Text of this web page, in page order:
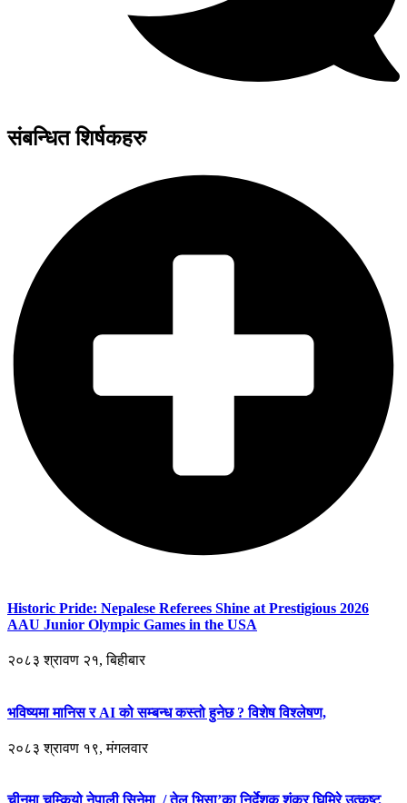
संबन्धित शिर्षकहरु
Historic Pride: Nepalese Referees Shine at Prestigious 2026
AAU Junior Olympic Games in the USA
२०८३ श्रावण २१, बिहीबार
भविष्यमा मानिस र AI को सम्बन्ध कस्तो हुनेछ ? विशेष विश्लेषण,
२०८३ श्रावण १९, मंगलवार